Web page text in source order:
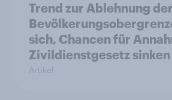
Trend zur Ablehnung der
sich, Chancen für
Zivildienstgesetz sinken
Artikel